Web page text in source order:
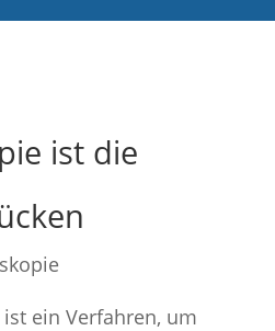
ist die
ein Verfahren, um